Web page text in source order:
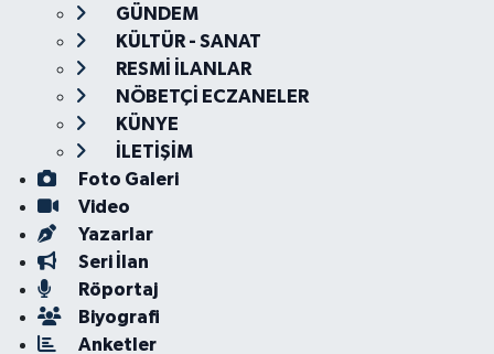
GÜNDEM
KÜLTÜR - SANAT
RESMİ İLANLAR
NÖBETÇİ ECZANELER
KÜNYE
İLETİŞİM
Foto Galeri
Video
Yazarlar
Seri İlan
Röportaj
Biyografi
Anketler